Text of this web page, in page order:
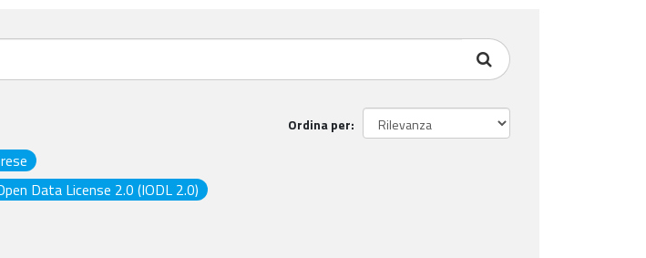
Ordina per
Data License 2.0 (IODL 2.0)